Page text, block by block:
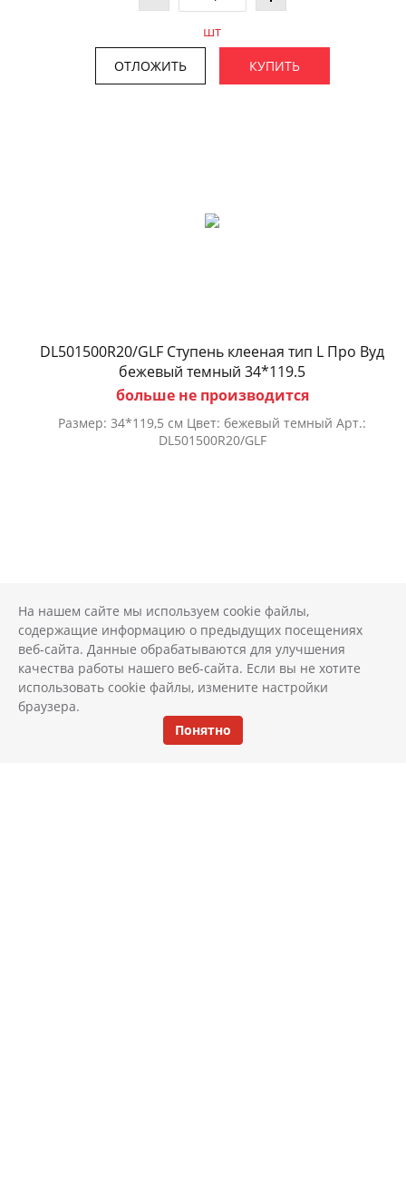
шт
ОТЛОЖИТЬ КУПИТЬ
DL501500R20/GLF Ступень клееная тип L Про Вуд
бежевый темный 34*119.5
больше не производится
Размер: 34*119,5 см Цвет: бежевый темный Арт.:
DL501500R20/GLF
На нашем сайте мы используем cookie файлы,
содержащие информацию о предыдущих посещениях
веб-сайта. Данные обрабатываются для улучшения
качества работы нашего веб-сайта. Если вы не хотите
использовать cookie файлы, измените настройки
браузера.
Понятно